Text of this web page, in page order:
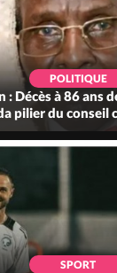
POLITIQUE
: Décès à 86 ans
pilier du conseil
SPORT